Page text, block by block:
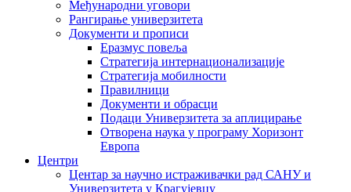
Међународни уговори
Рангирање универзитета
Документи и прописи
Еразмус повеља
Стратегија интернационализације
Стратегија мобилности
Правилници
Документи и обрасци
Подаци Универзитета за аплицирање
Отворена наука у програму Хоризонт
Европа
Центри
Центар за научно истраживачки рад САНУ и
Универзитета у Крагујевцу